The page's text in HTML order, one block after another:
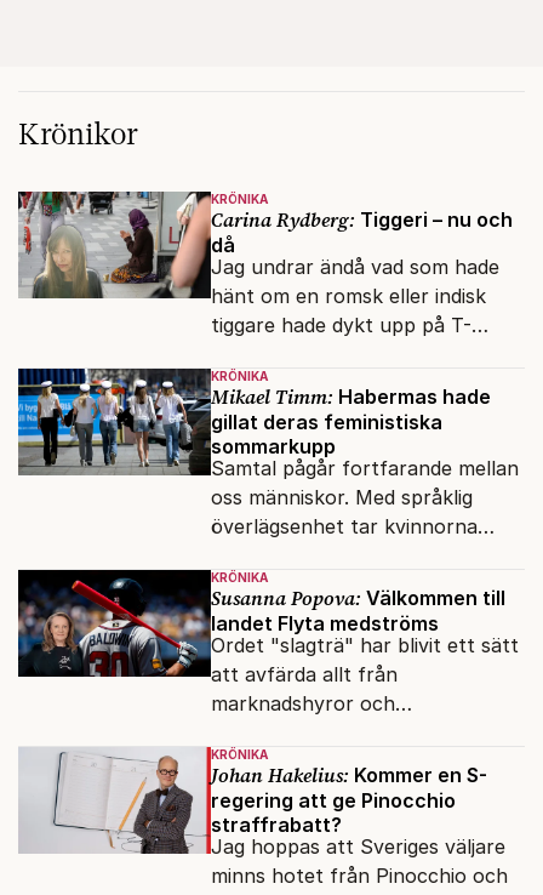
Krönikor
KRÖNIKA
Carina Rydberg: Tiggeri – nu och
då
Jag undrar ändå vad som hade
hänt om en romsk eller indisk
tiggare hade dykt upp på T-
vilken det hade gått bra att
swisha.
KRÖNIKA
Mikael Timm: Habermas hade
gillat deras feministiska
sommarkupp
Samtal pågår fortfarande mellan
oss människor. Med språklig
överlägsenhet tar kvinnorna
KRÖNIKA
Susanna Popova: Välkommen till
landet Flyta medströms
Ordet "slagträ" har blivit ett sätt
att avfärda allt från
marknadshyror och
om antisemitism.
KRÖNIKA
Johan Hakelius: Kommer en S-
regering att ge Pinocchio
straffrabatt?
Jag hoppas att Sveriges väljare
minns hotet från Pinocchio och